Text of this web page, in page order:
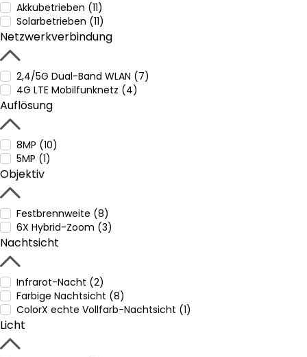
Akkubetrieben (11)
Solarbetrieben (11)
Netzwerkverbindung
2,4/5G Dual-Band WLAN (7)
4G LTE Mobilfunknetz (4)
Auflösung
8MP (10)
5MP (1)
Objektiv
Festbrennweite (8)
6X Hybrid-Zoom (3)
Nachtsicht
Infrarot-Nacht (2)
Farbige Nachtsicht (8)
ColorX echte Vollfarb-Nachtsicht (1)
Licht